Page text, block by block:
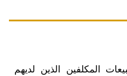
المكلفين الذين لديهم